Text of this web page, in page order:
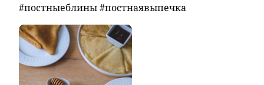
#постныеблины #постнаявыпечка